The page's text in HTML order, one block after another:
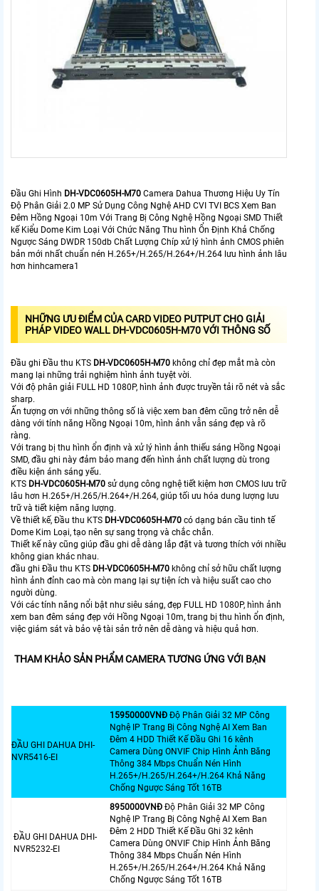
Đầu Ghi Hình DH-VDC0605H-M70 Camera Dahua Thương Hiệu Uy Tín
Độ Phân Giải 2.0 MP Sử Dụng Công Nghệ AHD CVI TVI BCS Xem Ban
Đêm Hồng Ngoại 10m Với Trang Bị Công Nghệ Hồng Ngoại SMD Thiết
kế Kiểu Dome Kim Loại Với Chức Năng Thu hình Ổn Định Khả Chống
Ngược Sáng DWDR 150db Chất Lượng Chíp xử lý hình ảnh CMOS phiên
bản mới nhất chuẩn nén H.265+/H.265/H.264+/H.264 lưu hình ảnh lâu
hơn hinhcamera1
NHỮNG ƯU ĐIỂM CỦA CARD VIDEO PUTPUT CHO GIẢI
PHÁP VIDEO WALL DH-VDC0605H-M70 VỚI THÔNG SỐ
Đầu ghi Đầu thu KTS DH-VDC0605H-M70 không chỉ đẹp mắt mà còn
mang lại những trải nghiệm hình ảnh tuyệt vời.
Với độ phân giải FULL HD 1080P, hình ảnh được truyền tải rõ nét và sắc
sharp.
Ấn tượng ơn với những thông số là việc xem ban đêm cũng trở nên dễ
dàng với tính năng Hồng Ngoại 10m, hình ảnh vẫn sáng đẹp và rõ
ràng.
Với trang bị thu hình ổn định và xử lý hình ảnh thiếu sáng Hồng Ngoại
SMD, đầu ghi này đảm bảo mang đến hình ảnh chất lượng dù trong
điều kiện ánh sáng yếu.
KTS DH-VDC0605H-M70 sử dụng công nghệ tiết kiệm hơn CMOS lưu trữ
lâu hơn H.265+/H.265/H.264+/H.264, giúp tối ưu hóa dung lượng lưu
trữ và tiết kiệm năng lượng.
Về thiết kế, Đầu thu KTS DH-VDC0605H-M70 có dạng bán cầu tinh tế
Dome Kim Loại, tạo nên sự sang trọng và chắc chắn.
Thiết kế này cũng giúp đầu ghi dễ dàng lắp đặt và tương thích với nhiều
không gian khác nhau.
đầu ghi Đầu thu KTS DH-VDC0605H-M70 không chỉ sở hữu chất lượng
hình ảnh đỉnh cao mà còn mang lại sự tiện ích và hiệu suất cao cho
người dùng.
Với các tính năng nổi bật như siêu sáng, đẹp FULL HD 1080P, hình ảnh
xem ban đêm sáng đẹp với Hồng Ngoại 10m, trang bị thu hình ổn định,
việc giám sát và bảo vệ tài sản trở nên dễ dàng và hiệu quả hơn.
THAM KHẢO SẢN PHẨM CAMERA TƯƠNG ỨNG VỚI BẠN
ĐẦU GHI DAHUA DHI-
NVR5416-EI
15950000VNÐ Độ Phân Giải 32 MP Công
Nghệ IP Trang Bị Công Nghệ AI Xem Ban
Đêm 4 HDD Thiết Kế Đầu Ghi 16 kênh
Camera Dùng ONVIF Chip Hình Ảnh Băng
Thông 384 Mbps Chuẩn Nén Hình
H.265+/H.265/H.264+/H.264 Khả Năng
Chống Ngược Sáng Tốt 16TB
ĐẦU GHI DAHUA DHI-
NVR5232-EI
8950000VNÐ Độ Phân Giải 32 MP Công
Nghệ IP Trang Bị Công Nghệ AI Xem Ban
Đêm 2 HDD Thiết Kế Đầu Ghi 32 kênh
Camera Dùng ONVIF Chip Hình Ảnh Băng
Thông 384 Mbps Chuẩn Nén Hình
H.265+/H.265/H.264+/H.264 Khả Năng
Chống Ngược Sáng Tốt 16TB